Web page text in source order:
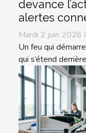
devance
alertes
Mardi 2 juin 2026
Un feu qui
qui s’étend